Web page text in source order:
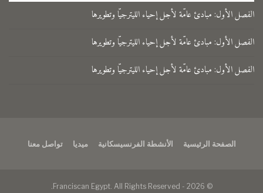
الفصل الأول: مبادئ عامّة لأجل إحياء الليترجيّا وتطويرها
الفصل الأول: مبادئ عامّة لأجل إحياء الليترجيّا وتطويرها
الفصل الأول: مبادئ عامّة لأجل إحياء الليترجيّا وتطويرها
الصفحة الرئيسية الأنشطة الفرنسيسكانية ميديا تواصل معنا
© 2026 - Franciscan Egypt. All Rights Reserved.